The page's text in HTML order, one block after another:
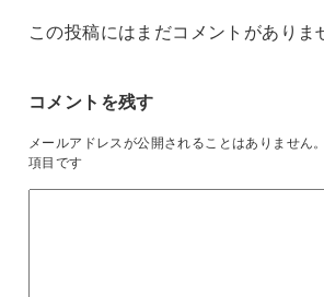
この投稿にはまだコメントがありま
コメントを残す
メールアドレスが公開されることはありません。
項目です